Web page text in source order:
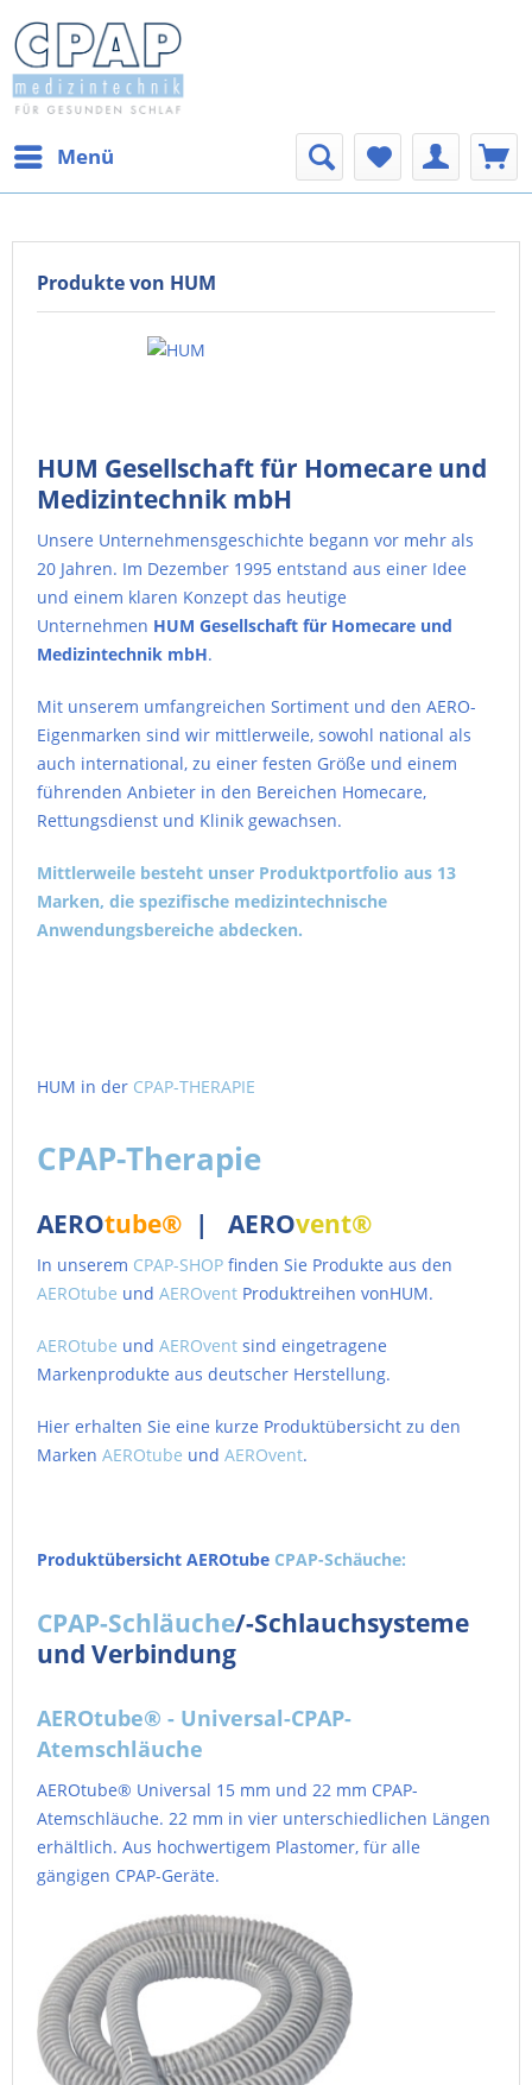
Menü
Produkte von HUM
HUM Gesellschaft für Homecare und
Medizintechnik mbH
Unsere Unternehmensgeschichte begann vor mehr als
20 Jahren. Im Dezember 1995 entstand aus einer Idee
und einem klaren Konzept das heutige
Unternehmen HUM Gesellschaft für Homecare und
Medizintechnik mbH.
Mit unserem umfangreichen Sortiment und den AERO-
Eigenmarken sind wir mittlerweile, sowohl national als
auch international, zu einer festen Größe und einem
führenden Anbieter in den Bereichen Homecare,
Rettungsdienst und Klinik gewachsen.
Mittlerweile besteht unser Produktportfolio aus 13
Marken, die spezifische medizintechnische
Anwendungsbereiche abdecken.
HUM in der CPAP-THERAPIE
CPAP-Therapie
AEROtube® | AEROvent®
In unserem CPAP-SHOP finden Sie Produkte aus den
AEROtube und AEROvent Produktreihen vonHUM.
AEROtube und AEROvent sind eingetragene
Markenprodukte aus deutscher Herstellung.
Hier erhalten Sie eine kurze Produktübersicht zu den
Marken AEROtube und AEROvent.
Produktübersicht AEROtube CPAP-Schäuche:
CPAP-Schläuche/-Schlauchsysteme
und Verbindung
AEROtube® - Universal-CPAP-
Atemschläuche
AEROtube® Universal 15 mm und 22 mm CPAP-
Atemschläuche. 22 mm in vier unterschiedlichen Längen
erhältlich. Aus hochwertigem Plastomer, für alle
gängigen CPAP-Geräte.